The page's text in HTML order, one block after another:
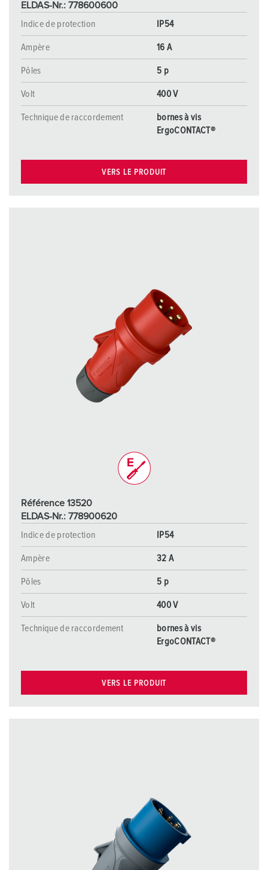
ELDAS-Nr.: 778600600
Indice de protection
IP54
Ampère 16 A
Pôles 5 p
Volt 400 V
Technique de raccordement
bornes à vis
ErgoCONTACT®
VERS LE PRODUIT
Référence 13520
ELDAS-Nr.: 778900620
Indice de protection
IP54
Ampère 32 A
Pôles 5 p
Volt 400 V
Technique de raccordement
bornes à vis
ErgoCONTACT®
VERS LE PRODUIT